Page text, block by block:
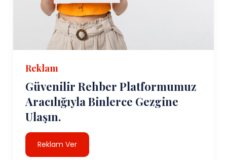
Reklam
Güvenilir Rehber Platformumuz
Aracılığıyla Binlerce Gezgine
Ulaşın.
Reklam Ver